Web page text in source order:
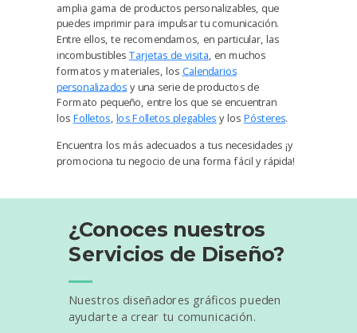
amplia gama de productos personalizables, que
puedes imprimir para impulsar tu comunicación.
Entre ellos, te recomendamos, en particular, las
incombustibles Tarjetas de visita, en muchos
formatos y materiales, los Calendarios
personalizados y una serie de productos de
Formato pequeño, entre los que se encuentran
los Folletos, los Folletos plegables y los Pósteres.
Encuentra los más adecuados a tus necesidades ¡y
promociona tu negocio de una forma fácil y rápida!
Nuestros diseñadores gráficos pueden
ayudarte a crear tu comunicación.
¿Conoces nuestros
Servicios de Diseño?